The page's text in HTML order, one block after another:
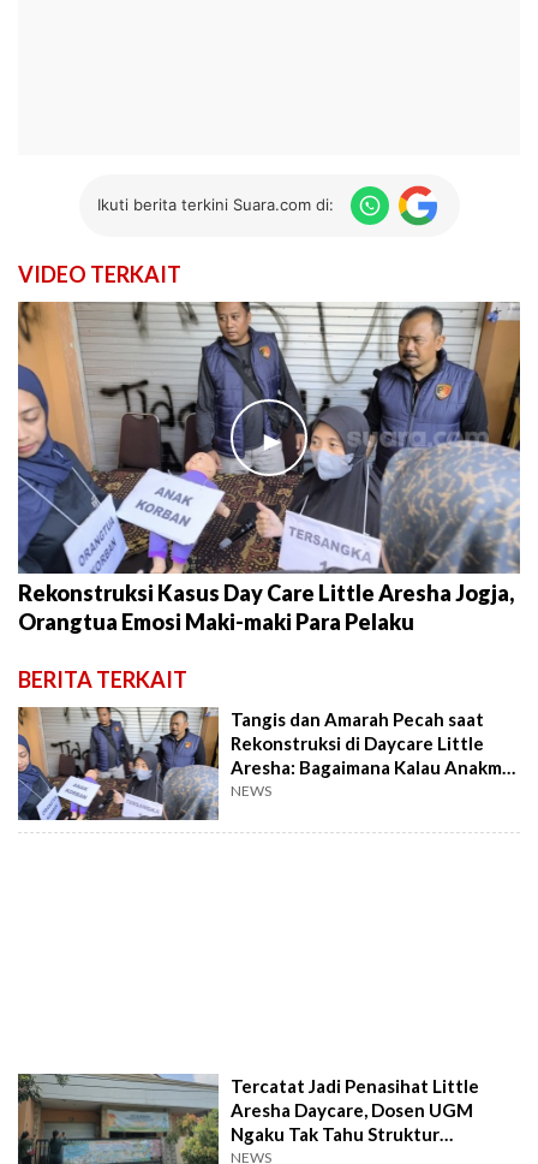
Ikuti berita terkini Suara.com di:
VIDEO TERKAIT
►
Rekonstruksi Kasus Day Care Little Aresha Jogja,
Orangtua Emosi Maki-maki Para Pelaku
BERITA TERKAIT
Tangis dan Amarah Pecah saat
Rekonstruksi di Daycare Little
Aresha: Bagaimana Kalau Anakmu
Digituin?
NEWS
Tercatat Jadi Penasihat Little
Aresha Daycare, Dosen UGM
Ngaku Tak Tahu Struktur
Organisasi
NEWS